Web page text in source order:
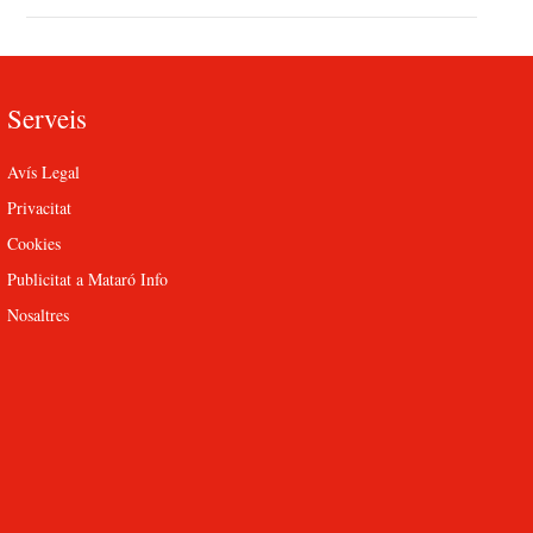
Serveis
Avís Legal
Privacitat
Cookies
Publicitat a Mataró Info
Nosaltres